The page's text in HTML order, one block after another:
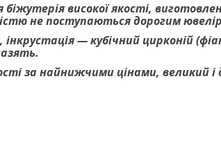
високої якості,
не поступаються дорогим
— кубічний цирконій
за найнижчими цінами, великий і